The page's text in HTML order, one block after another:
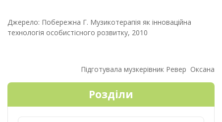
Джерело: Побережна Г. Музикотерапія як інноваційна
технологія особистісного розвитку, 2010
Підготувала музкерівник Ревер Оксана
Розділи